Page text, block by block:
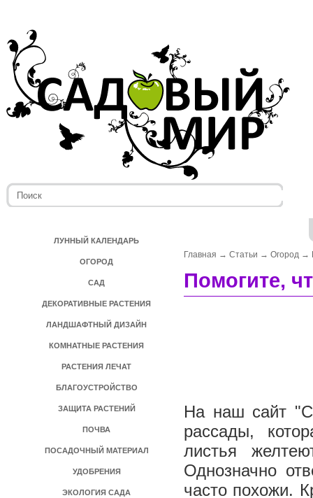
ЛУННЫЙ КАЛЕНДАРЬ
ОГОРОД
САД
ДЕКОРАТИВНЫЕ РАСТЕНИЯ
ЛАНДШАФТНЫЙ ДИЗАЙН
КОМНАТНЫЕ РАСТЕНИЯ
РАСТЕНИЯ ЛЕЧАТ
БЛАГОУСТРОЙСТВО
ЗАЩИТА РАСТЕНИЙ
ПОЧВА
ПОСАДОЧНЫЙ МАТЕРИАЛ
УДОБРЕНИЯ
ЭКОЛОГИЯ САДА
Главная → Статьи → Огород →
Помогите,
На наш сайт
рассады,
листья
Однозначно
часто похожи.